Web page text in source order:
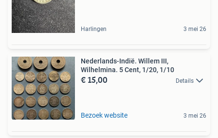
Harlingen 3 mei 26
Nederlands-Indië. Willem III,
Wilhelmina. 5 Cent, 1/20, 1/10
€ 15,00 Details
Bezoek website 3 mei 26